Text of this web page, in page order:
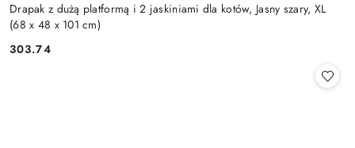
Drapak z dużą platformą i 2 jaskiniami dla kotów, Jasny szary, XL
(68 x 48 x 101 cm)
Cena:
303.74